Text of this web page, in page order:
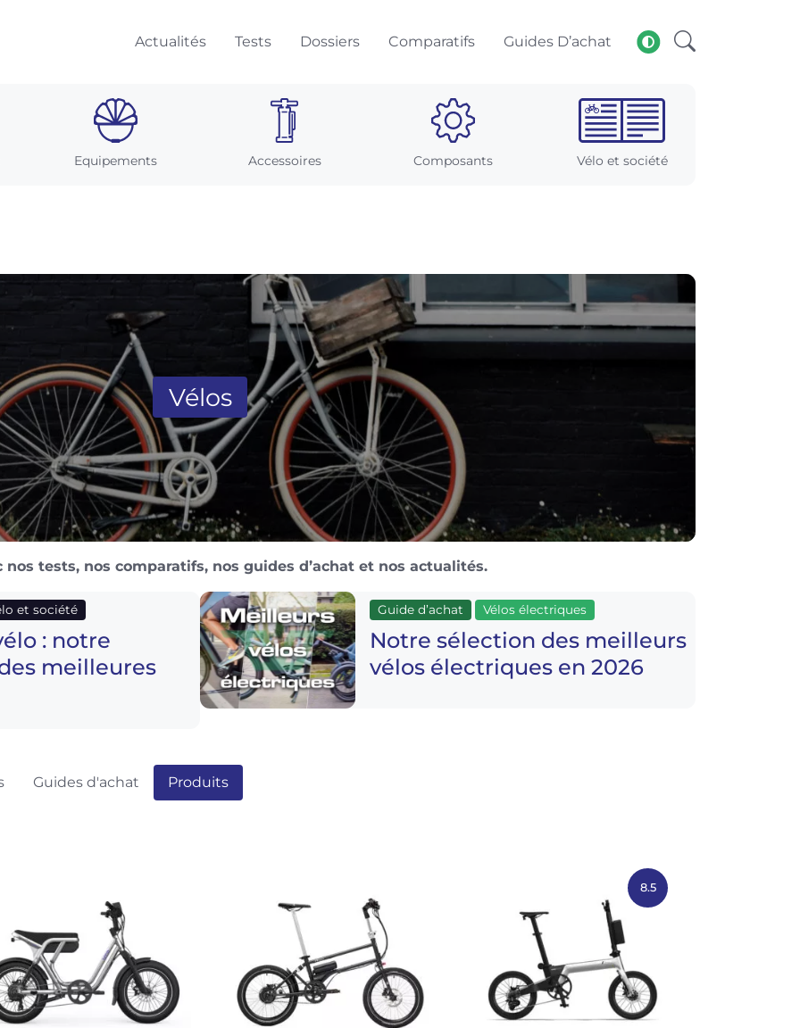
Actualités Tests Dossiers Comparatifs Guides D’achat
Equipements Accessoires Composants Vélo et société
Vélos
tests, nos comparatifs, nos guides d’achat et nos actualités.
et société
: notre
meilleures
Guide d’achat Vélos électriques
Notre sélection des meilleurs
vélos électriques en 2026
Guides d'achat Produits
8.5